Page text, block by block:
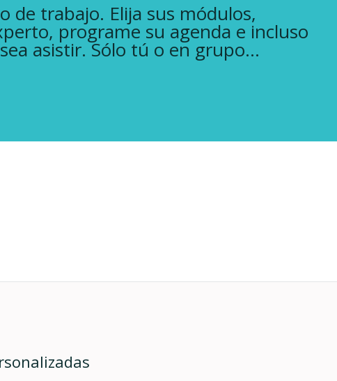
de trabajo. Elija sus módulos,
programe su agenda e incluso
asistir. Sólo tú o en grupo…